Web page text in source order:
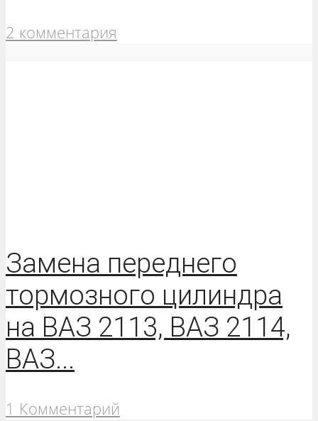
2 комментария
Замена переднего
тормозного цилиндра
на ВАЗ 2113, ВАЗ 2114,
ВАЗ...
1 Комментарий